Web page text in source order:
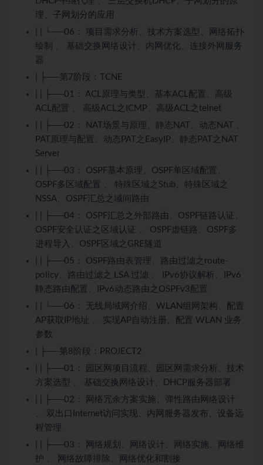
理、子网划分的应用
| | └──06： 项目需求分析、技术方案选型、网络拓扑
绘制 、 基础交换网络设计、内网优化、连接外网服务
器
| ├──第7阶段：TCNE
| | ├──01： ACL原理与类型、基本ACL配置、高级
ACL配置 、 高级ACL之ICMP、高级ACL之telnet
| | ├──02： NAT场景与原理、静态NAT、动态NAT 、
PAT原理与配置、动态PAT之EasyIP、静态PAT之NAT
Server
| | ├──03： OSPF基本原理、OSPF单区域配置、
OSPF多区域配置 、 特殊区域之Stub、特殊区域之
NSSA、OSPF汇总之域间路由
| | ├──04： OSPF汇总之外部路由、OSPF链路认证、
OSPF安全认证之区域认证 、 OSPF虚链路、OSPF多
进程导入、OSPF区域之GRE隧道
| | ├──05： OSPF路由表管理、路由过滤之route-
policy、路由过滤之 LSA 过滤 、 IPv6协议解析、IPv6
静态路由配置、IPv6动态路由之OSPFv3配置
| | └──06： 无线局域网介绍、WLAN组网架构、配置
AP获取IP地址 、 实现AP自动注册、配置 WLAN 业务
参数
| ├──第8阶段：PROJECT2
| | ├──01： 园区网项目流程、园区网需求分析、技术
方案选型 、 基础交换网络设计、DHCP服务器部署
| | ├──02： 网络冗余方案实施、弹性路由网络设计
、 双出口Internet访问实现、内网服务器发布、设备远
程管理
| | ├──03： 网络规划、网络设计、网络实施、网络维
护 、 网络故障排除、网络优化和割接